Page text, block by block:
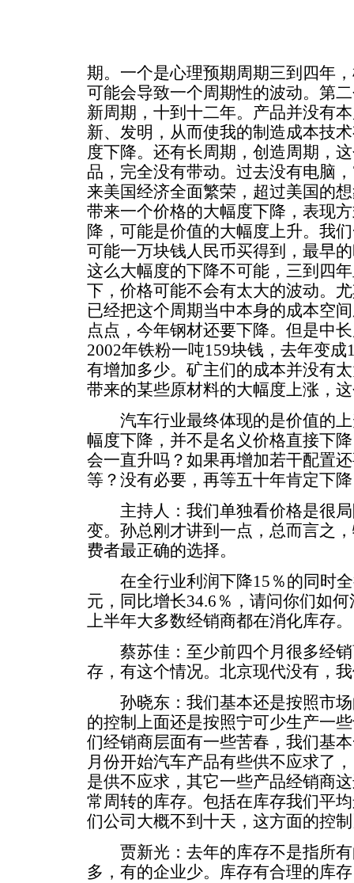
期。一个是心理预期周期三到四年
可能会导致一个周期性的波动。第
新周期，十到十二年。产品并没有
新、发明，从而使我的制造成本技
度下降。还有长周期，创造周期，
品，完全没有带动。过去没有电脑
来美国经济全面繁荣，超过美国的
带来一个价格的大幅度下降，表现
降，可能是价值的大幅度上升。我
可能一万块钱人民币买得到，最早
这么大幅度的下降不可能，三到四
下，价格可能不会有太大的波动。
已经把这个周期当中本身的成本空
点点，今年钢材还要下降。但是中
2002年铁粉一吨159块钱，去年变
有增加多少。矿主们的成本并没有
带来的某些原材料的大幅度上涨，
汽车行业最终体现的是价值的上
幅度下降，并不是名义价格直接下
会一直升吗？如果再增加若干配置
等？没有必要，再等五十年肯定下
主持人：我们单独看价格是很局
变。孙总刚才讲到一点，总而言之
费者最正确的选择。
在全行业利润下降15％的同时全
元，同比增长34.6％，请问你们如
上半年大多数经销商都在消化库存。
蔡苏佳：至少前四个月很多经销
存，有这个情况。北京现代没有，
孙晓东：我们基本还是按照市场
的控制上面还是按照宁可少生产一
们经销商层面有一些苦春，我们基
月份开始汽车产品有些供不应求了
是供不应求，其它一些产品经销商
常周转的库存。包括在库存我们平
们公司大概不到十天，这方面的控
贾新光：去年的库存不是指所有
多，有的企业少。库存有合理的库